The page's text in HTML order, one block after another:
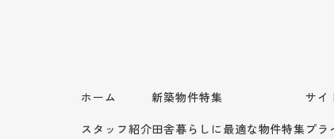
ホーム
スタッフ紹介
新築物件特集
田舎暮らしに最適な物件特集
サイ
プラ